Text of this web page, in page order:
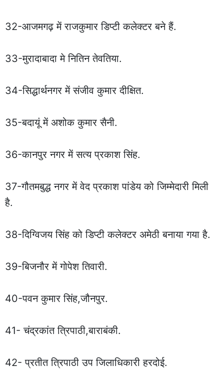
32-आजमगढ़ में राजकुमार डिप्टी कलेक्टर बने हैं.
33-मुरादाबादा मे नितिन तेवतिया.
34-सिद्धार्थनगर में संजीव कुमार दीक्षित.
35-बदायूं में अशोक कुमार सैनी.
36-कानपुर नगर में सत्य प्रकाश सिंह.
37-गौतमबुद्ध नगर में वेद प्रकाश पांडेय को जिम्मेदारी मिली
है.
38-दिग्विजय सिंह को डिप्टी कलेक्टर अमेठी बनाया गया है.
39-बिजनौर में गोपेश तिवारी.
40-पवन कुमार सिंह,जौनपुर.
41- चंद्रकांत त्रिपाठी,बाराबंकी.
42- प्रतीत त्रिपाठी उप जिलाधिकारी हरदोई.